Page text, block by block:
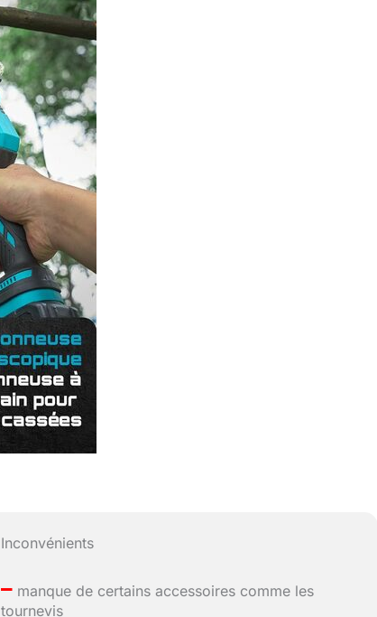
Inconvénients
– manque de certains accessoires comme les
tournevis